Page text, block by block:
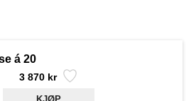
á 20
3 870 kr